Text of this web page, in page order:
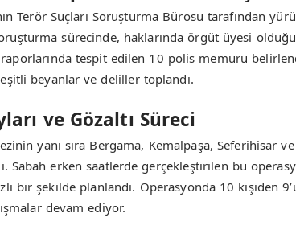
Terör Suçları Soruşturma Bürosu tarafından
sürecinde, haklarında örgüt üyesi
tespit edilen 10 polis memuru
beyanlar ve deliller toplandı.
ve Gözaltı Süreci
yanı sıra Bergama, Kemalpaşa, Seferihisar
Sabah erken saatlerde gerçekleştirilen bu
bir şekilde planlandı. Operasyonda 10 kişiden
devam ediyor.